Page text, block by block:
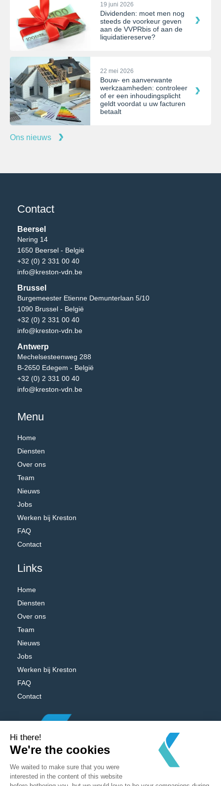
19 juni 2026
Dividenden: moet men nog
steeds de voorkeur geven
aan de VVPRbis of aan de
liquidatiereserve?
22 mei 2026
Bouw- en aanverwante
werkzaamheden: controleer
of er een inhoudingsplicht
geldt voordat u uw facturen
betaalt
Ons nieuws
Contact
Beersel
Nering 14
1650 Beersel - België
+32 (0) 2 331 00 40
info@kreston-vdn.be
Brussel
Burgemeester Etienne Demunterlaan 5/10
1090 Brussel - België
+32 (0) 2 331 00 40
info@kreston-vdn.be
Antwerp
Mechelsesteenweg 288
B-2650 Edegem - België
+32 (0) 2 331 00 40
info@kreston-vdn.be
Menu
Home
Diensten
Over ons
Team
Nieuws
Jobs
Werken bij Kreston
FAQ
Contact
Links
Home
Diensten
Over ons
Team
Nieuws
Jobs
Werken bij Kreston
FAQ
Contact